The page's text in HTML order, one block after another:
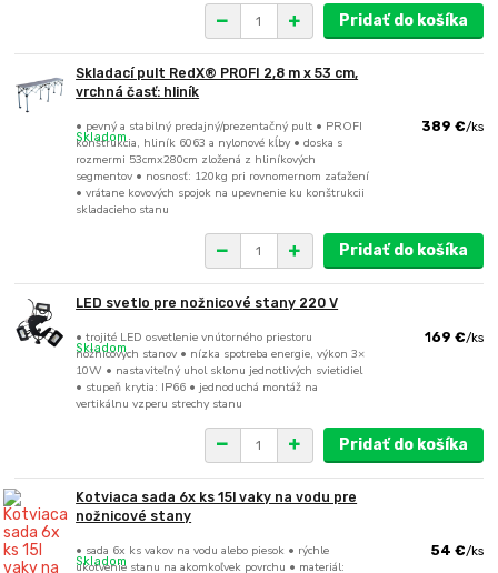
Pridať do košíka
Skladací pult RedX® PROFI 2,8 m x 53 cm,
vrchná časť: hliník
• pevný a stabilný predajný/prezentačný pult • PROFI
konštrukcia, hliník 6063 a nylonové kĺby • doska s
rozmermi 53cmx280cm zložená z hliníkových
segmentov • nosnosť: 120kg pri rovnomernom zaťažení
• vrátane kovových spojok na upevnenie ku konštrukcii
skladacieho stanu
389 €/ks
Skladom
Pridať do košíka
LED svetlo pre nožnicové stany 220 V
• trojité LED osvetlenie vnútorného priestoru
nožnicových stanov • nízka spotreba energie, výkon 3×
10W • nastaviteľný uhol sklonu jednotlivých svietidiel
• stupeň krytia: IP66 • jednoduchá montáž na
vertikálnu vzperu strechy stanu
169 €/ks
Skladom
Pridať do košíka
Kotviaca sada 6x ks 15l vaky na vodu pre
nožnicové stany
• sada 6x ks vakov na vodu alebo piesok • rýchle
ukotvenie stanu na akomkoľvek povrchu • materiál:
54 €/ks
Skladom